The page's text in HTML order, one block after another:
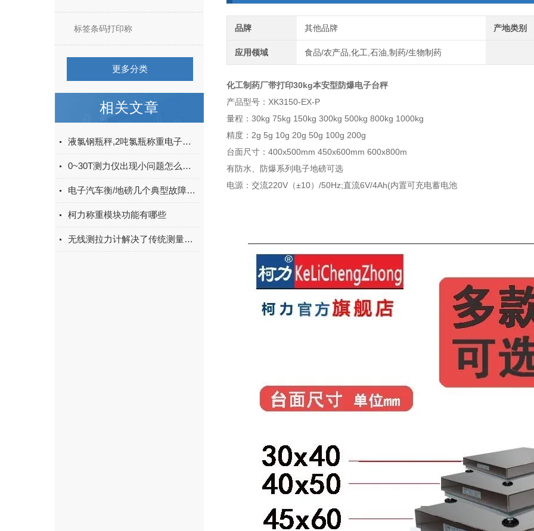
标签条码打印称
更多分类
相关文章
液氯钢瓶秤,2吨氯瓶称重电子钢瓶秤,3吨不锈钢钢瓶秤使用注意事项
0~30T测力仪出现小问题怎么自行解决
电子汽车衡/地磅几个典型故障处理及分析
柯力称重模块功能有哪些
无线测拉力计解决了传统测量工具存在的诸多问题
品牌 其他品牌 产地类别
应用领域 食品/农产品,化工,石油,制药/生物制药
化工制药厂带打印30kg本安型防爆电子台秤
产品型号：XK3150-EX-P
量程：30kg 75kg 150kg 300kg 500kg 800kg 1000kg
精度：2g 5g 10g 20g 50g 100g 200g
台面尺寸：400x500mm 450x600mm 600x800m
有防水、防爆系列电子地磅可选
电源：交流220V（±10）/50Hz;直流6V/4Ah(内置可充电蓄电池